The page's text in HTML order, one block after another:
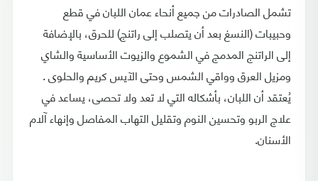
تشمل الصادرات من جميع أنحاء عمان اللبان في قطع
وحبيبات (النسغ بعد أن يتصلب إلى راتنج) للحرق، بالإضافة
إلى الراتنج المدمج في الشموع والزيوت الأساسية والشاي
ومزيل العرق وواقي الشمس وحتى الآيس كريم والحلوى .
يُعتقد أن اللبان، بأشكاله التي لا تعد ولا تحصى، يساعد في
علاج الربو وتحسين النوم وتقليل التهاب المفاصل وإنهاء آلام
الأسنان.